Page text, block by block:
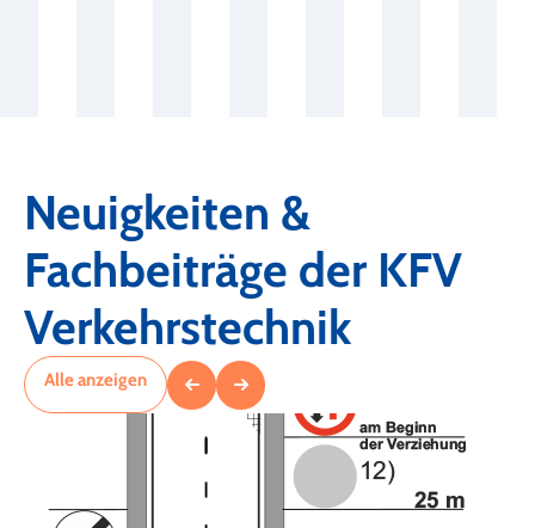
Neuigkeiten &
Fachbeiträge der KFV
Verkehrstechnik
Alle anzeigen